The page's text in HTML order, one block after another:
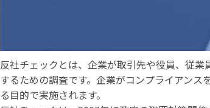
反社チェックとは、企業が取引先や役員、従
するための調査です。企業がコンプライアン
る目的で実施されます。